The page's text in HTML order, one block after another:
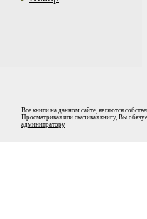
Все книги на данном сайте, являются
Просматривая или скачивая книгу, Вы
админитратору